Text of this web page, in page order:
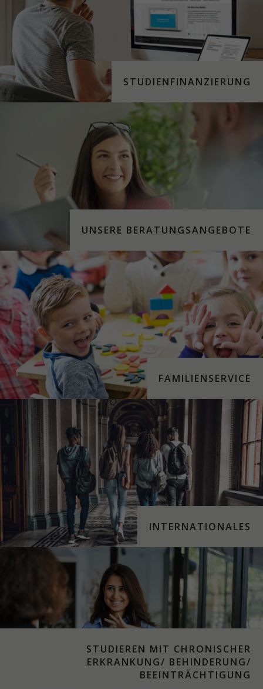
STU­DIEN­FI­NAN­ZIER­UNG
UNSERE BERATUNGSANGEBOTE
FAMILIENSERVICE
INTERNATIONALES
STUDIEREN MIT CHRONISCHER
ERKRANKUNG/ BEHINDERUNG/
BEEINTRÄCHTIGUNG